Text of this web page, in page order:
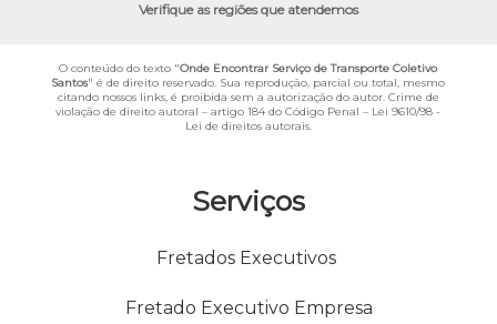
Serviços
Fretados Executivos
Fretado Executivo Empresa
Verifique as regiões que atendemos
O conteúdo do texto "Onde Encontrar Serviço de Transporte Coletivo
Santos" é de direito reservado. Sua reprodução, parcial ou total, mesmo
citando nossos links, é proibida sem a autorização do autor. Crime de
violação de direito autoral – artigo 184 do Código Penal – Lei 9610/98 -
Lei de direitos autorais.